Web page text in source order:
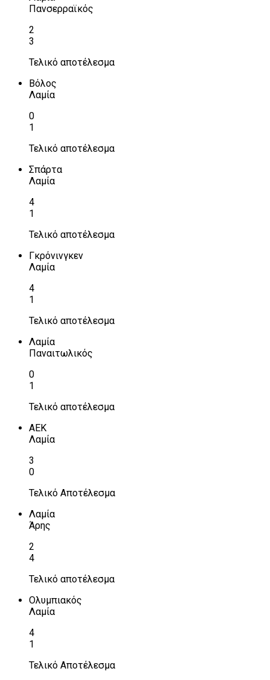
Πανσερραϊκός
2
3
Τελικό αποτέλεσμα
Βόλος
Λαμία
0
1
Τελικό αποτέλεσμα
Σπάρτα
Λαμία
4
1
Τελικό αποτέλεσμα
Γκρόνινγκεν
Λαμία
4
1
Τελικό αποτέλεσμα
Λαμία
Παναιτωλικός
0
1
Τελικό αποτέλεσμα
ΑΕΚ
Λαμία
3
0
Τελικό Αποτέλεσμα
Λαμία
Άρης
2
4
Τελικό αποτέλεσμα
Ολυμπιακός
Λαμία
4
1
Τελικό Αποτέλεσμα